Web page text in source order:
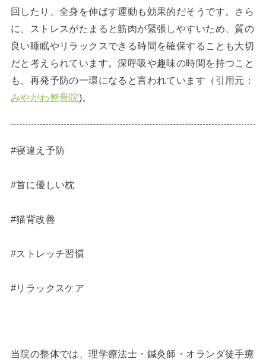
回したり、全身を伸ばす運動も効果的だそうです。さら
に、ストレスがたまると筋肉が緊張しやすいため、質の
良い睡眠やリラックスできる時間を確保することも大切
だと考えられています。深呼吸や趣味の時間を持つこと
も、再発予防の一環になると言われています（引用元：
みやがわ整骨院)。
#寝違え予防
#首に優しい枕
#猫背改善
#ストレッチ習慣
#リラックスケア
当院の整体では、理学療法士・鍼灸師・オランダ徒手療